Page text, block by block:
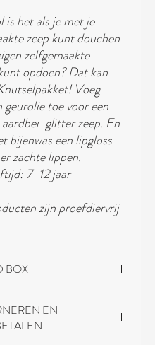
is het als je met je
zeep kunt douchen
zelfgemaakte
opdoen? Dat kan
Voeg
toe voor een
glitter zeep. En
bijenwas een lipgloss
zachte lippen.
7-12 jaar
zijn proefdiervrij
BOX
EN